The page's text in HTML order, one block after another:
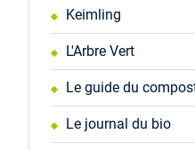
Keimling
L'Arbre Vert
Le guide du
Le journal du bio